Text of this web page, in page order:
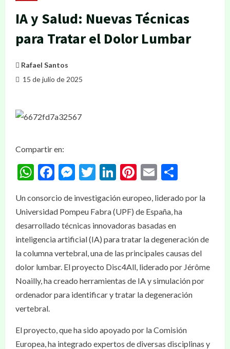
IA y Salud: Nuevas Técnicas
para Tratar el Dolor Lumbar
Rafael Santos
15 de julio de 2025
Compartir en:
WhatsApp
Facebook
Messenger
Twitter
LinkedIn
Pinterest
Email
Un consorcio de investigación europeo, liderado por la
Universidad Pompeu Fabra (UPF) de España, ha
desarrollado técnicas innovadoras basadas en
inteligencia artificial (IA) para tratar la degeneración de
la columna vertebral, una de las principales causas del
dolor lumbar. El proyecto Disc4All, liderado por Jérôme
Noailly, ha creado herramientas de IA y simulación por
ordenador para identificar y tratar la degeneración
vertebral.
El proyecto, que ha sido apoyado por la Comisión
Europea, ha integrado expertos de diversas disciplinas y